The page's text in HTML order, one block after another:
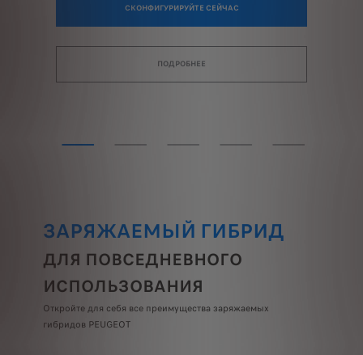
СКОНФИГУРИРУЙТЕ СЕЙЧАС
ПОДРОБНЕЕ
ЗАРЯЖАЕМЫЙ ГИБРИД
ДЛЯ ПОВСЕДНЕВНОГО
ИСПОЛЬЗОВАНИЯ
Откройте для себя все преимущества заряжаемых
гибридов PEUGEOT